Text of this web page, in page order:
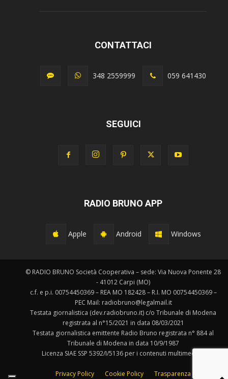
CONTATTACI
348 2559999 059 641430
SEGUICI
RADIO BRUNO APP
Apple Android Windows
© RADIO BRUNO Società Cooperativa – sede: Via Nuova Ponente 28
- 41012 Carpi (MO)
c.f. e p.i. 00754450369 – REA MO 182428 – R.I. MO 00754450369 –
PEC Mail: radiobruno@legalmail.it
Testata giornalistica (dev.radiobruno.it) c/o Tribunale di Modena
registrata al n°15/2021 in data 08/03/2021
Testata giornalistica emittente Radio Bruno registrata n° 884 al
Tribunale di Modena in data 10/9/1987
Licenza SIAE SSP 5392/I/5136 per i contenuti multimediali.
Privacy Policy Cookie Policy Trasparenza